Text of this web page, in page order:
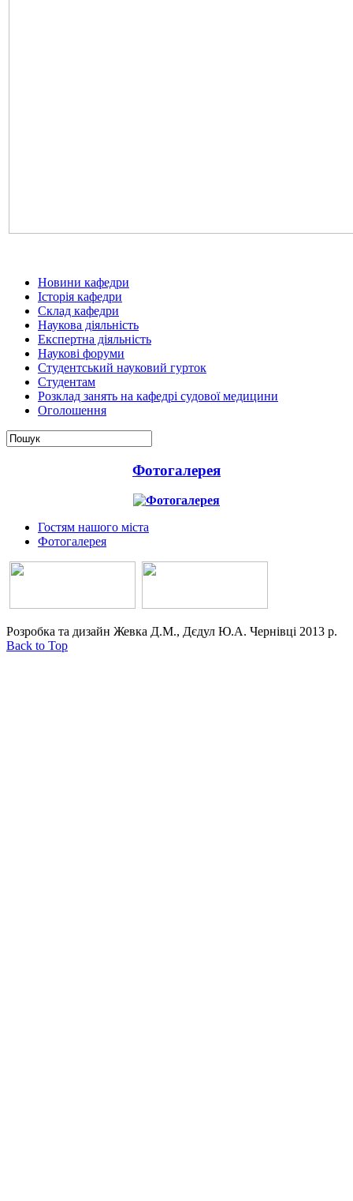
Новини кафедри
Історія кафедри
Склад кафедри
Наукова діяльність
Експертна діяльність
Наукові форуми
Студентський науковий гурток
Студентам
Розклад занять на кафедрі судової медицини
Оголошення
Фотогалерея
Гостям нашого міста
Фотогалерея
Розробка та дизайн Жевка Д.М., Дєдул Ю.А. Чернівці 2013 р.
Back to Top